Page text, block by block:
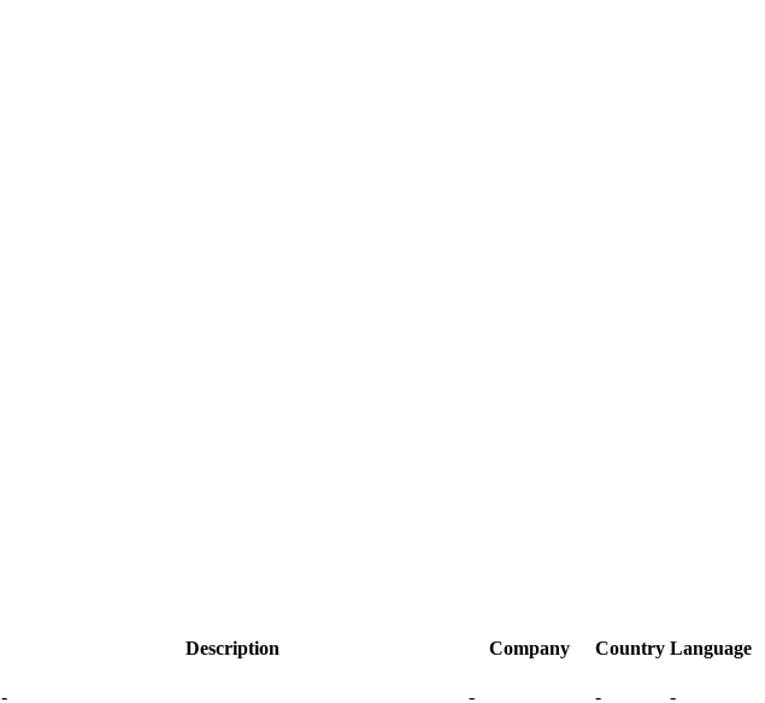
Description Company Country Language
- - - -